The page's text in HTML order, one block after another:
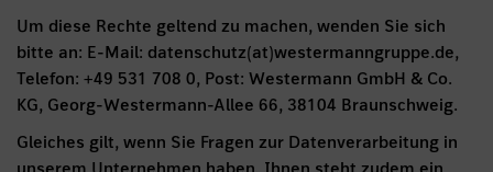
Um diese Rechte geltend zu machen, wenden Sie sich
bitte an: E-Mail: datenschutz(at)westermanngruppe.de,
Telefon: +49 531 708 0, Post: Westermann GmbH & Co.
KG, Georg-Westermann-Allee 66, 38104 Braunschweig.
Gleiches gilt, wenn Sie Fragen zur Datenverarbeitung in